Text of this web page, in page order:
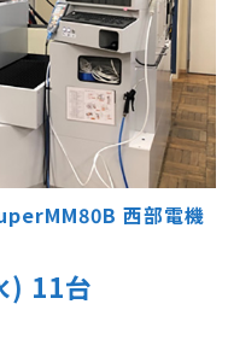
西部電機
) 11台